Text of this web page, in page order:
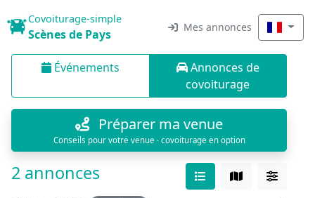
Covoiturage-simple
Scènes de Pays Mes annonces
Événements
Annonces de
covoiturage
Préparer ma venue
Conseils pour votre venue · covoiturage en option
2 annonces